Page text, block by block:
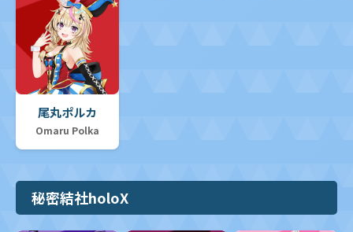
尾丸ポルカ
Omaru Polka
秘密結社holoX